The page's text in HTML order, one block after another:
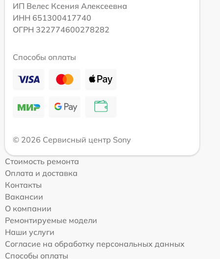
ИП Велес Ксения Алексеевна
ИНН 651300417740
ОГРН 322774600278282
Способы оплаты
© 2026 Сервисный центр Sony
Стоимость ремонта
Оплата и доставка
Контакты
Вакансии
О компании
Ремонтируемые модели
Наши услуги
Согласие на обработку персональных данных
Способы оплаты